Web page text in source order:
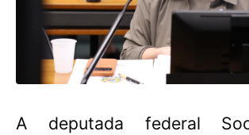
A deputada federal